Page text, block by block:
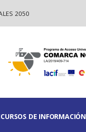
2050
DE INFORMACIÓN